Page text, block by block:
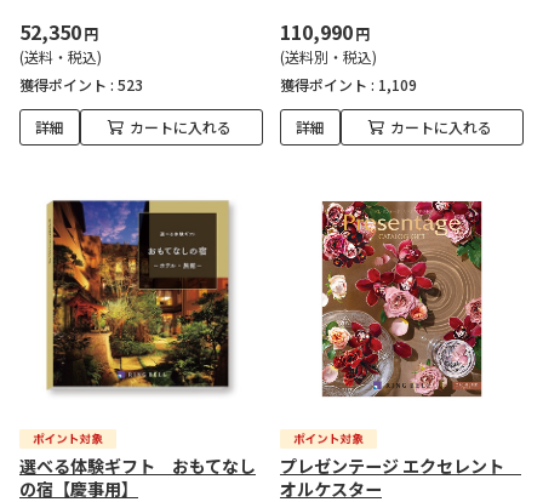
52,350円
(送料・税込)
獲得ポイント : 523
詳細 カートに入れる
110,990円
(送料別・税込)
獲得ポイント : 1,109
詳細 カートに入れる
選べる体験ギフト おもてなし
の宿【慶事用】
プレゼンテージ エクセレント
オルケスター